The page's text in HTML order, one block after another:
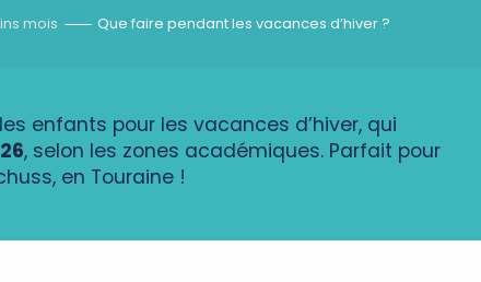
mois Que faire pendant les vacances d’hiver ?
enfants pour les vacances d’hiver, qui
, selon les zones académiques. Parfait pour
en Touraine !